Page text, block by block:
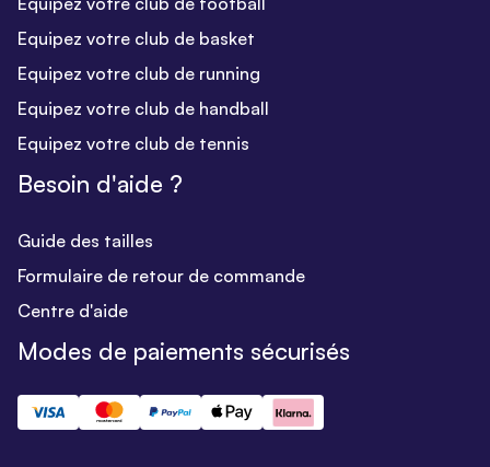
Equipez votre club de basket
Equipez votre club de running
Equipez votre club de handball
Equipez votre club de tennis
Besoin d'aide ?
Guide des tailles
Formulaire de retour de commande
Centre d'aide
Modes de paiements sécurisés